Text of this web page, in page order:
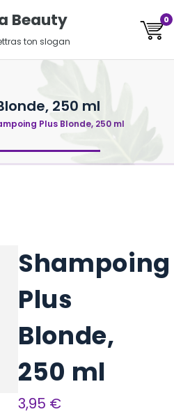
Beauty
ton slogan
0
250 ml
Plus Blonde, 250 ml
Shampoing
Plus
Blonde,
250 ml
3,95 €